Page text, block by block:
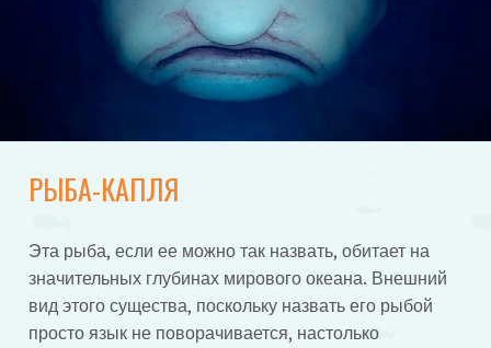
РЫБА-КАПЛЯ
Эта рыба, если ее можно так назвать, обитает на
значительных глубинах мирового океана. Внешний
вид этого существа, поскольку назвать его рыбой
просто язык не поворачивается, настолько